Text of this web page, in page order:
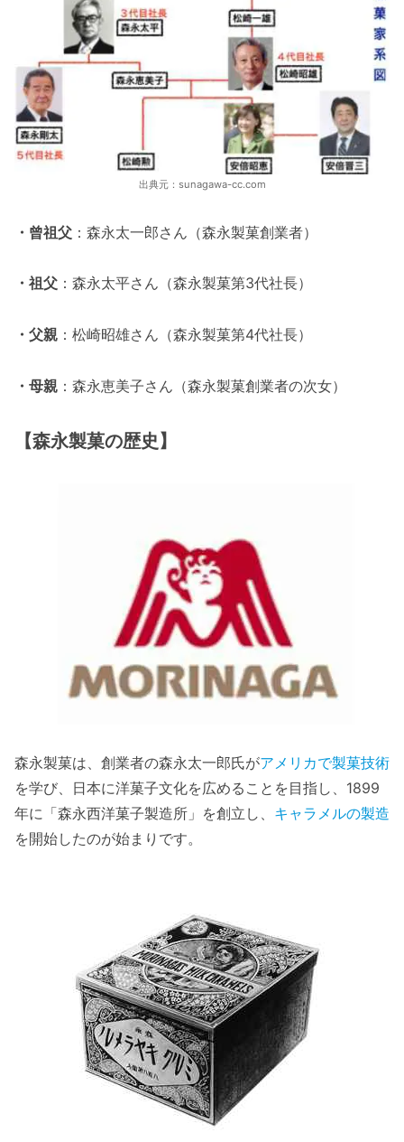
出典元：sunagawa-cc.com
・曾祖父 ：森永太一郎さん（森永製菓創業者）
・祖父 ：森永太平さん（森永製菓第3代社長）
・父親 ：松崎昭雄さん（森永製菓第4代社長）
・母親 ：森永恵美子さん（森永製菓創業者の次女）
【森永製菓の歴史】
森永製菓は、創業者の森永太一郎氏がアメリカで製菓技術
を学び、日本に洋菓子文化を広めることを目指し、1899
年に「森永西洋菓子製造所」を創立し、 キャラメルの製造
を開始したのが始まりです。